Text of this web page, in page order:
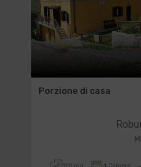
Porzione di casa
120 mq 4 Camere